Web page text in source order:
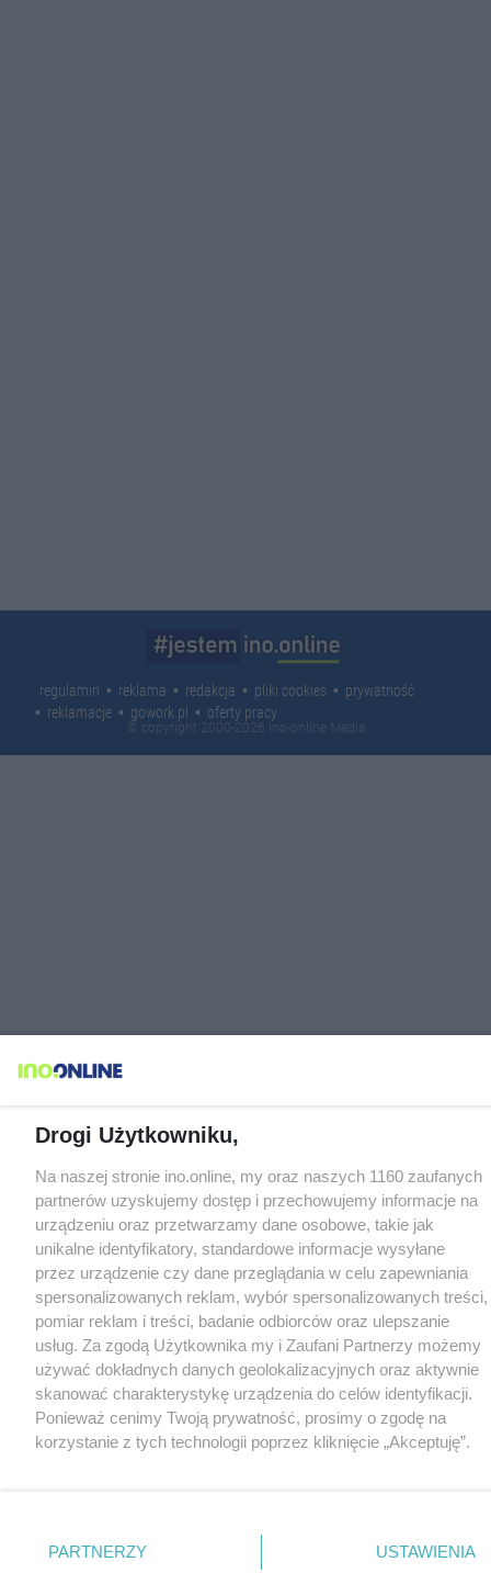
regulamin reklama redakcja pliki cookies
prywatność
reklamacje
gowork.pl oferty pracy
© copyright 2000-2026 Ino-online Media
Drogi Użytkowniku,
Na naszej stronie ino.online, my oraz naszych 1160 zaufanych
partnerów uzyskujemy dostęp i przechowujemy informacje na
urządzeniu oraz przetwarzamy dane osobowe, takie jak
unikalne identyfikatory, standardowe informacje wysyłane
przez urządzenie czy dane przeglądania w celu zapewniania
spersonalizowanych reklam, wybór spersonalizowanych treści,
pomiar reklam i treści, badanie odbiorców oraz ulepszanie
usług. Za zgodą Użytkownika my i Zaufani Partnerzy możemy
używać dokładnych danych geolokalizacyjnych oraz aktywnie
skanować charakterystykę urządzenia do celów identyfikacji.
Ponieważ cenimy Twoją prywatność, prosimy o zgodę na
korzystanie z tych technologii poprzez kliknięcie „Akceptuję”.
nie wymagają zgody użytkownika, ale masz prawo sprzeciwić
się takiemu przetwarzaniu. Preferencje będą miały
PARTNERZY USTAWIENIA